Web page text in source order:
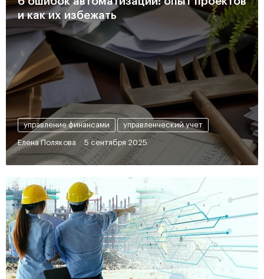
и как их избежать
управление финансами управленческий учет
Елена Полякова 5 сентября 2025